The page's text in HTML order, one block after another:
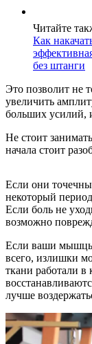
Читайте
Как
без штанги
Это позволит не
увеличить
больших усилий,
Не стоит
начала стоит
Если они
некоторый
Если боль не
возможно
Если ваши мышцы
всего, излишки
ткани работали в
лучше